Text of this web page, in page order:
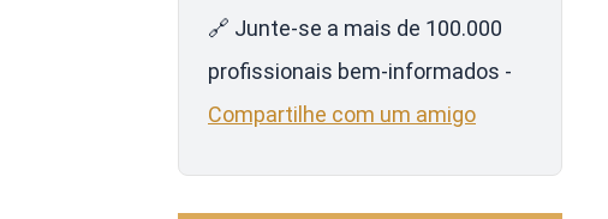
🔗 Junte-se a mais de 100.000
profissionais bem-informados -
Compartilhe com um amigo